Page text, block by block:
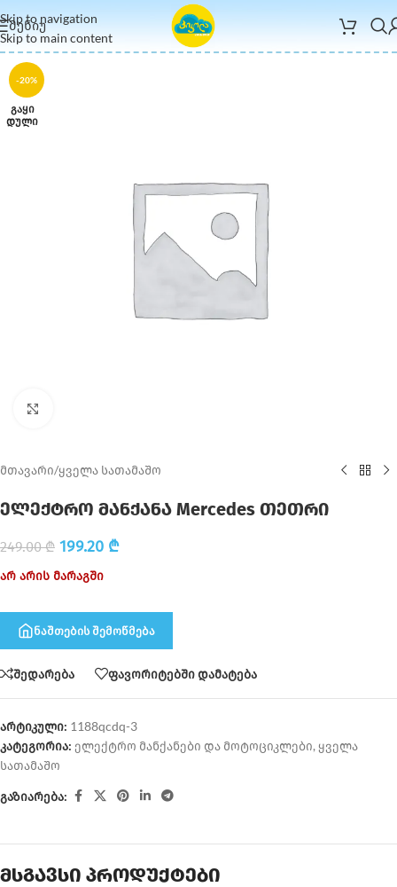
Skip to navigation
Skip to main content
ᲛᲔᲜᲘᲣ
-20%
ᲒᲐᲧᲘ
ᲓᲣᲚᲘ
მთავარი/ყველა სათამაშო
ელექტრო მანქანა Mercedes თეთრი
249.00₾ 199.20 ₾
არ არის მარაგში
ნაშთების შემოწმება
შედარება ფავორიტებში დამატება
არტიკული: 1188qcdq-3
კატეგორია: ელექტრო მანქანები და მოტოციკლები, ყველა
სათამაშო
გაზიარება:
მსგავსი პროდუქტები